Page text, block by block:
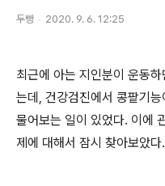
두빵 2020. 9. 6. 12:25
최근에 아는 지인분이 운동하
는데 , 건강검진에서 콩팥기능
물어보는 일이 있었다. 이에
제에 대해서 잠시 찾아보았다.